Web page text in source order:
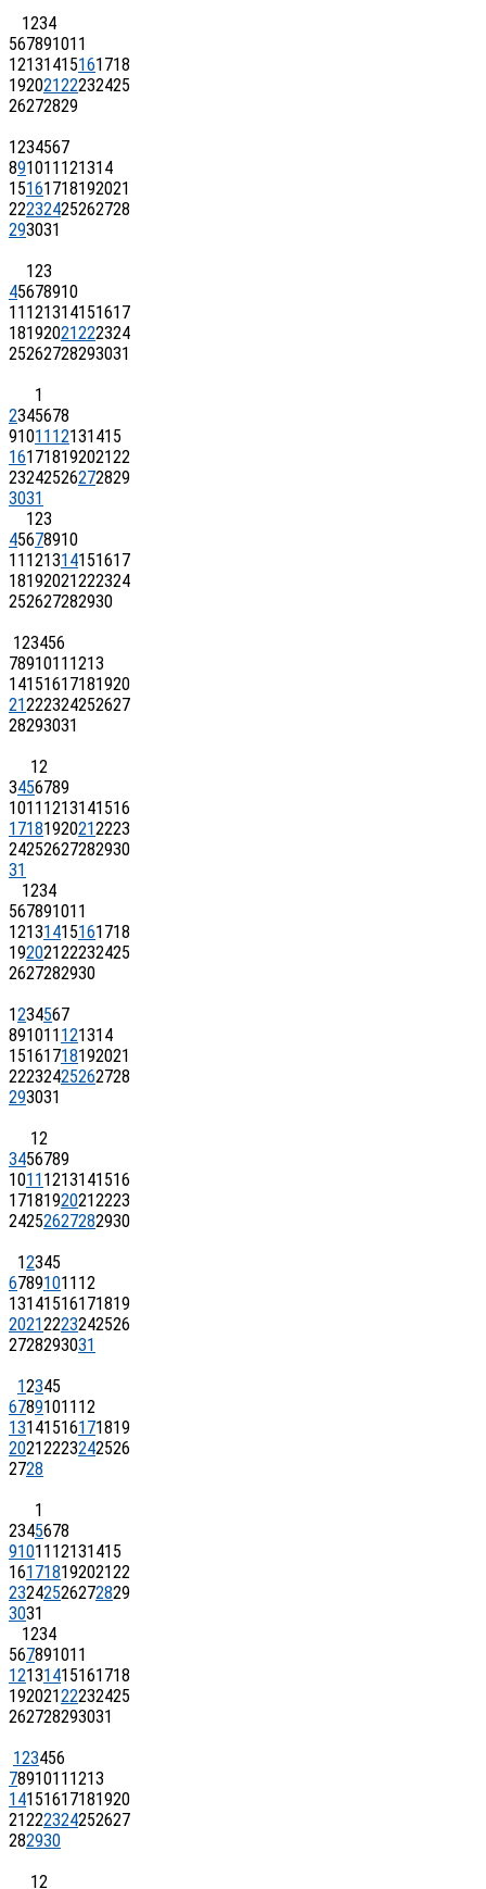
1234
567891011
12131415161718
19202122232425
26272829
1234567
891011121314
15161718192021
22232425262728
293031
123
45678910
11121314151617
18192021222324
25262728293031
1
2345678
9101112131415
16171819202122
23242526272829
3031
123
45678910
11121314151617
18192021222324
252627282930
123456
78910111213
14151617181920
21222324252627
28293031
12
3456789
10111213141516
17181920212223
24252627282930
31
1234
567891011
12131415161718
19202122232425
2627282930
1234567
891011121314
15161718192021
22232425262728
293031
12
3456789
10111213141516
17181920212223
24252627282930
12345
6789101112
13141516171819
20212223242526
2728293031
12345
6789101112
13141516171819
20212223242526
2728
1
2345678
9101112131415
16171819202122
23242526272829
3031
1234
567891011
12131415161718
19202122232425
262728293031
123456
78910111213
14151617181920
21222324252627
282930
12